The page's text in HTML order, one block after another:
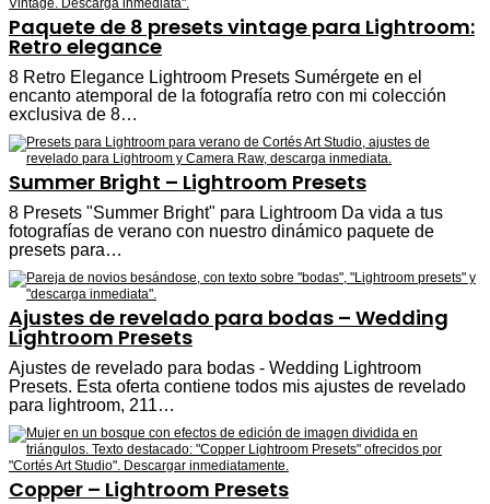
Paquete de 8 presets vintage para Lightroom:
Retro elegance
8 Retro Elegance Lightroom Presets Sumérgete en el
encanto atemporal de la fotografía retro con mi colección
exclusiva de 8…
Summer Bright – Lightroom Presets
8 Presets "Summer Bright" para Lightroom Da vida a tus
fotografías de verano con nuestro dinámico paquete de
presets para…
Ajustes de revelado para bodas – Wedding
Lightroom Presets
Ajustes de revelado para bodas - Wedding Lightroom
Presets. Esta oferta contiene todos mis ajustes de revelado
para lightroom, 211…
Copper – Lightroom Presets